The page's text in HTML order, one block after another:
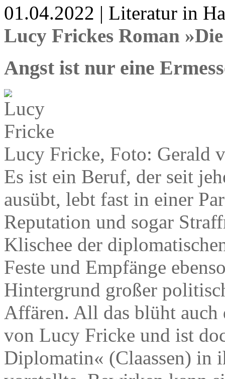
01.04.2022 | Literatur in
Lucy Frickes Roman
Angst ist nur eine
Lucy Fricke, Foto: Gerald
Es ist ein Beruf, der seit
ausübt, lebt fast in einer
Reputation und sogar
Klischee der
Feste und Empfänge
Hintergrund großer
Affären. All das blüht auch
von Lucy Fricke und ist
Diplomatin« (Claassen) in